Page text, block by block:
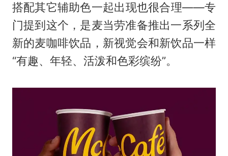
搭配其它辅助色一起出现也很合理——专
门提到这个，是麦当劳准备推出一系列全
新的麦咖啡饮品，新视觉会和新饮品一样
“有趣、年轻、活泼和色彩缤纷”。